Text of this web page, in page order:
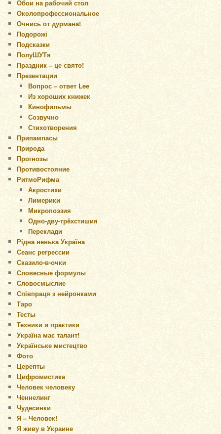
Обои на рабочий стол
Околопрофессиональное
Очнись от дурмана!
Подорожі
Подсказки
ПолуШУТя
Праздник – це свято!
Презентации
Вопрос – ответ Lee
Из хороших книжек
Кинофильмы
Созвучно
Стихотворения
Припампасы
Природа
Прогнозы
Противостояние
РитмоРифма
Акростихи
Лимерики
Микропоэзия
Одно-дву-трёхстишия
Переклади
Рідна ненька Україна
Сеанс регрессии
Сказило-в-очки
Словесные формулы
Словосмыслие
Співпраця з нейронками
Таро
Тесты
Техники и практики
Україна має талант!
Українське мистецтво
Фото
Церепты
Цифромистика
Человек человеку
Ченнелинг
Чудесинки
Я – Человек!
Я живу в Украине